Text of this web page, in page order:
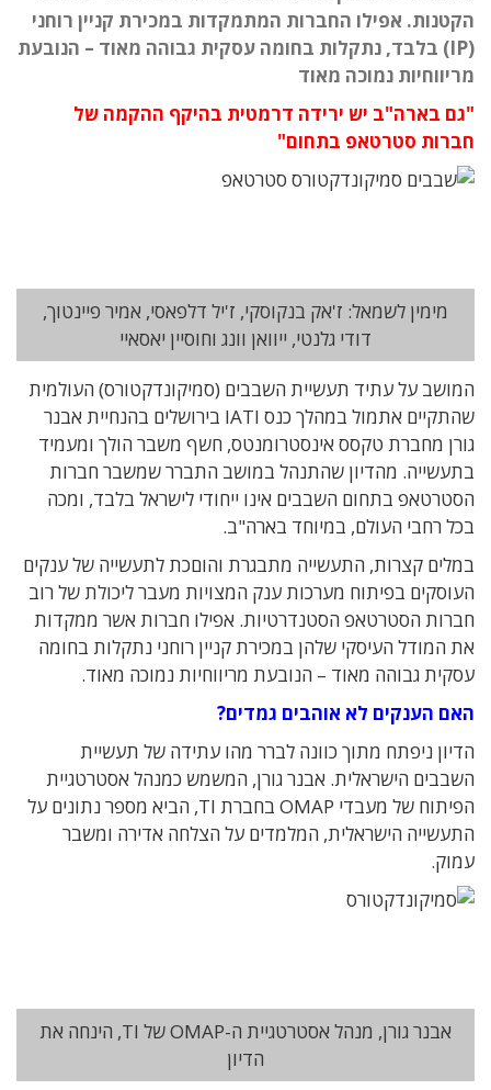
הקטנות. אפילו החברות המתמקדות במכירת קניין רוחני
(IP) בלבד, נתקלות בחומה עסקית גבוהה מאוד – הנובעת
מריווחיות נמוכה מאוד
"גם בארה"ב יש ירידה דרמטית בהיקף ההקמה של
חברות סטרטאפ בתחום"
מימין לשמאל: ז'אק בנקוסקי, ז'יל דלפאסי, אמיר פיינטוך,
דודי גלנטי, ייוואן וונג וחוסיין יאסאיי
המושב על עתיד תעשיית השבבים (סמיקונדקטורס) העולמית
שהתקיים אתמול במהלך כנס IATI בירושלים בהנחיית אבנר
גורן מחברת טקסס אינסטרומנטס, חשף משבר הולך ומעמיד
בתעשייה. מהדיון שהתנהל במושב התברר שמשבר חברות
הסטרטאפ בתחום השבבים אינו ייחודי לישראל בלבד, ומכה
בכל רחבי העולם, במיוחד בארה"ב.
במלים קצרות, התעשייה מתבגרת והוםכת לתעשייה של ענקים
העוסקים בפיתוח מערכות ענק המצויות מעבר ליכולת של רוב
חברות הסטרטאפ הסטנדרטיות. אפילו חברות אשר ממקדות
את המודל העיסקי שלהן במכירת קניין רוחני נתקלות בחומה
עסקית גבוהה מאוד – הנובעת מריווחיות נמוכה מאוד.
האם הענקים לא אוהבים גמדים?
הדיון ניפתח מתוך כוונה לברר מהו עתידה של תעשיית
השבבים הישראלית. אבנר גורן, המשמש כמנהל אסטרטגיית
הפיתוח של מעבדי OMAP בחברת TI, הביא מספר נתונים על
התעשייה הישראלית, המלמדים על הצלחה אדירה ומשבר
עמוק.
אבנר גורן, מנהל אסטרטגיית ה-OMAP של TI, הינחה את
הדיון